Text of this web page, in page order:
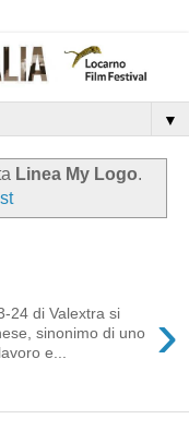
▼
Linea My Logo.
›
24 di Valextra si
sinonimo di uno
e...